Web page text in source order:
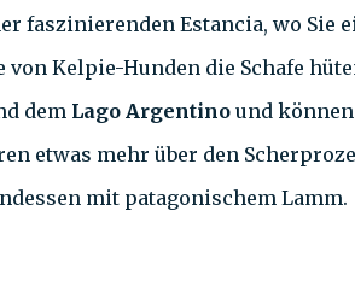
faszinierenden Estancia, wo Sie
Kelpie-Hunden die Schafe
dem Lago Argentino und
etwas mehr über den
mit patagonischem Lamm.